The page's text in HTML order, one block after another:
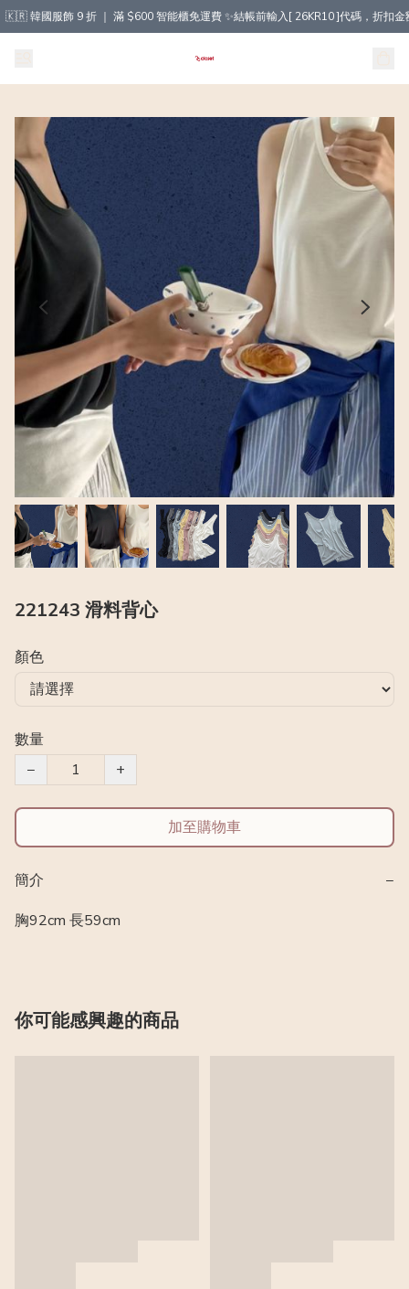
🇰🇷 韓國服飾 9 折 ｜ 滿 $600 智能櫃免運費 ✨結帳前輸入[ 26KR10 ]代碼，折扣金
221243 滑料背心
顏色
數量
−
+
加至購物車
簡介
−
胸92cm 長59cm
你可能感興趣的商品